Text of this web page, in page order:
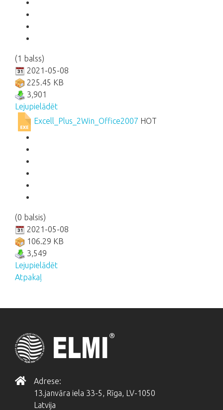
(1 balss)
2021-05-08
225.45 KB
3,901
Lejupielādēt
Excell_Plus_2Win_Office2007 HOT
(0 balsis)
2021-05-08
106.29 KB
3,549
Lejupielādēt
Atpakaļ
Adrese:
13.janvāra iela 33-5, Rīga, LV-1050
Latvija